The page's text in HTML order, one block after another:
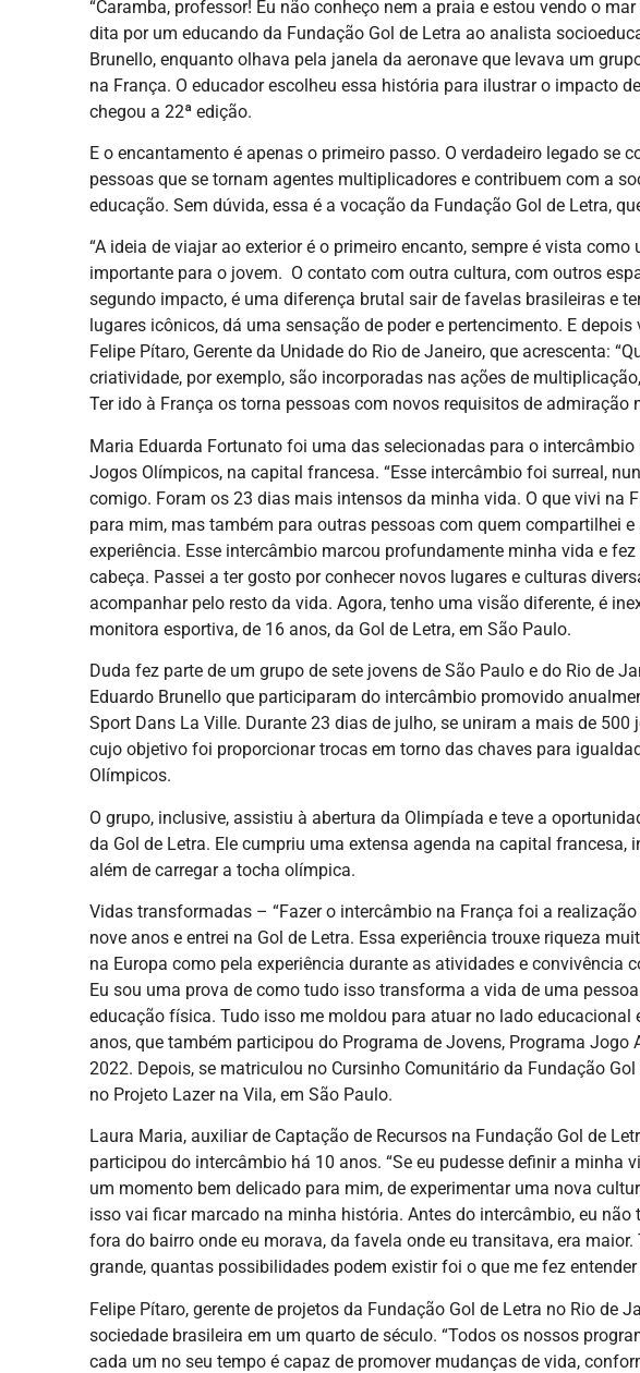
“Caramba, professor! Eu não conheço nem a praia e estou vendo o
dita por um educando da Fundação Gol de Letra ao analista
Brunello, enquanto olhava pela janela da aeronave que levava um
na França. O educador escolheu essa história para ilustrar o impacto
chegou a 22ª edição.
E o encantamento é apenas o primeiro passo. O verdadeiro legado se
pessoas que se tornam agentes multiplicadores e contribuem com a
educação. Sem dúvida, essa é a vocação da Fundação Gol de Letra,
“A ideia de viajar ao exterior é o primeiro encanto, sempre é vista
importante para o jovem. O contato com outra cultura, com outros
segundo impacto, é uma diferença brutal sair de favelas brasileiras e
lugares icônicos, dá uma sensação de poder e pertencimento. E
Felipe Pítaro, Gerente da Unidade do Rio de Janeiro, que acrescenta:
criatividade, por exemplo, são incorporadas nas ações de
Ter ido à França os torna pessoas com novos requisitos de admiração
Maria Eduarda Fortunato foi uma das selecionadas para o
Jogos Olímpicos, na capital francesa. “Esse intercâmbio foi surreal,
comigo. Foram os 23 dias mais intensos da minha vida. O que vivi na
para mim, mas também para outras pessoas com quem compartilhei
experiência. Esse intercâmbio marcou profundamente minha vida e
cabeça. Passei a ter gosto por conhecer novos lugares e culturas
acompanhar pelo resto da vida. Agora, tenho uma visão diferente, é
monitora esportiva, de 16 anos, da Gol de Letra, em São Paulo.
Duda fez parte de um grupo de sete jovens de São Paulo e do Rio de
Eduardo Brunello que participaram do intercâmbio promovido
Sport Dans La Ville. Durante 23 dias de julho, se uniram a mais de 500
cujo objetivo foi proporcionar trocas em torno das chaves para
Olímpicos.
O grupo, inclusive, assistiu à abertura da Olimpíada e teve a
da Gol de Letra. Ele cumpriu uma extensa agenda na capital francesa,
além de carregar a tocha olímpica.
Vidas transformadas – “Fazer o intercâmbio na França foi a
nove anos e entrei na Gol de Letra. Essa experiência trouxe riqueza
na Europa como pela experiência durante as atividades e convivência
Eu sou uma prova de como tudo isso transforma a vida de uma
educação física. Tudo isso me moldou para atuar no lado educacional
anos, que também participou do Programa de Jovens, Programa Jogo
2022. Depois, se matriculou no Cursinho Comunitário da Fundação
no Projeto Lazer na Vila, em São Paulo.
Laura Maria, auxiliar de Captação de Recursos na Fundação Gol de
participou do intercâmbio há 10 anos. “Se eu pudesse definir a minha
um momento bem delicado para mim, de experimentar uma nova
isso vai ficar marcado na minha história. Antes do intercâmbio, eu
fora do bairro onde eu morava, da favela onde eu transitava, era
grande, quantas possibilidades podem existir foi o que me fez
Felipe Pítaro, gerente de projetos da Fundação Gol de Letra no Rio de
sociedade brasileira em um quarto de século. “Todos os nossos
cada um no seu tempo é capaz de promover mudanças de vida,